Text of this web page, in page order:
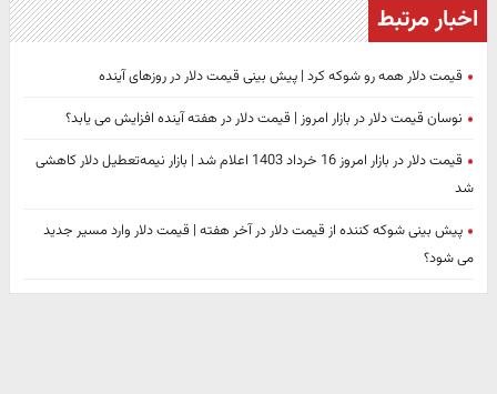
اخبار مرتبط
قیمت دلار همه رو شوکه کرد | پیش بینی قیمت دلار در روزهای آینده
نوسان قیمت دلار در بازار امروز | قیمت دلار در هفته آینده افزایش می یابد؟
قیمت دلار در بازار امروز 16 خرداد 1403 اعلام شد | بازار نیمه‌تعطیل دلار کاهشی
شد
پیش بینی شوکه کننده از قیمت دلار در آخر هفته | قیمت دلار وارد مسیر جدید
می شود؟